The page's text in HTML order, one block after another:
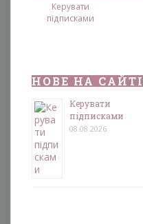
Керувати
підписками
НОВЕ НА САЙТІ
Керувати
підписками
08.08.2026